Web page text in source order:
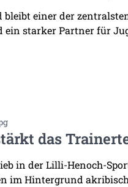
einer der
ein starker Partner für
das
in der Lilli-Henoch-
im Hintergrund